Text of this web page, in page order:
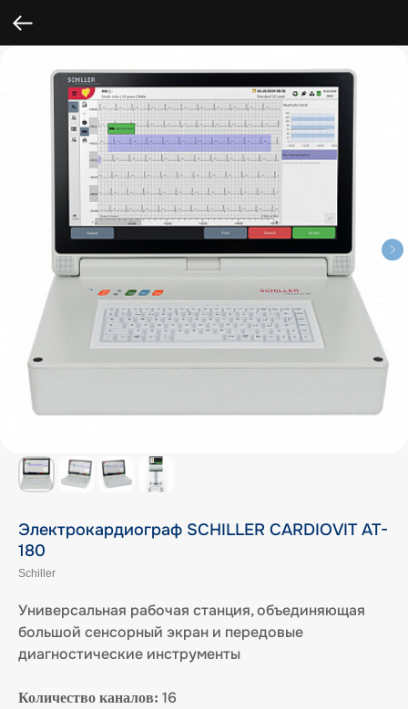
Электрокардиограф SCHILLER CARDIOVIT AT-
180
Schiller
Универсальная рабочая станция, объединяющая
большой сенсорный экран и передовые
диагностические инструменты
Количество каналов: 16